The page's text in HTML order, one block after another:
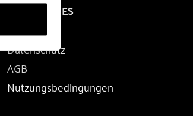
RECHTLICHES
Impressum
Datenschutz
AGB
Nutzungsbedingungen